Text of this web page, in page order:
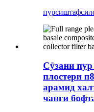
пурсиш
Сӯзани пур
плостери
арамид
чанги